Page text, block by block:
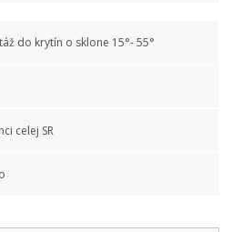
do krytín o sklone 15°- 55°
celej SR